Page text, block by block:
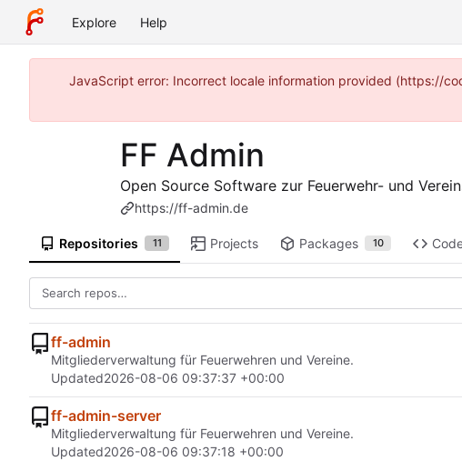
Explore Help
JavaScript error: Incorrect locale information provided (https://
FF Admin
Open Source Software zur Feuerwehr- und
https://ff-admin.de
Repositories 11 Projects Packages 10
ff-admin
Mitgliederverwaltung für Feuerwehren und Vereine.
Updated2026-08-06 09:37:37 +00:00
ff-admin-server
Mitgliederverwaltung für Feuerwehren und Vereine.
Updated2026-08-06 09:37:18 +00:00